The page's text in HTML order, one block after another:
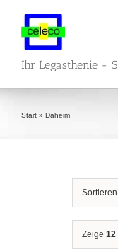
springen
Ihr Legasthenie -
Start » Daheim
Zeige 12